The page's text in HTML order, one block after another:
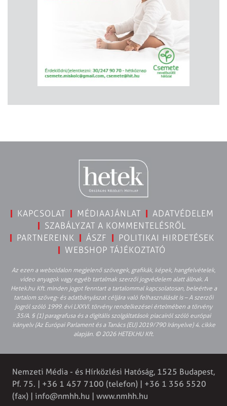
KAPCSOLAT MÉDIAAJÁNLAT
ADATVÉDELEM
SZABÁLYZAT A KOMMENTELÉSRŐL
PARTNEREINK
ÁSZF
POLITIKAI HIRDETÉSEK
WEBSHOP TÁJÉKOZTATÓ
Az ezen a weboldalon megjelenő szövegek, grafikák, képek, hangfelvételek,
video anyagok vagy egyéb tartalmak szerzői jogvédelem alatt állnak. A
Hetek.hu Kft. minden jogot fenntart a tartalommal kapcsolatosan, beleértve a
tartalom szöveg- és adatbányászat céljára való felhasználását is – A szerzői
jogról szóló 1999. évi LXXVI. törvény rendelkezései értelmében a törvény
35/A. § (1) paragrafusa és a digitális szolgáltatások piacairól szóló európai
irányelv (Az Európai Parlament és a Tanács (EU) 2019/790 Irányelve) 4. cikke
alapján. © 2026 HETEK.HU Kft.
Nemzeti Média - és Hírközlési Hatóság, 1525 Budapest,
Pf. 75. | +36 1 457 7100 (telefon) | +36 1 356 5520
(fax) | info@nmhh.hu | www.nmhh.hu